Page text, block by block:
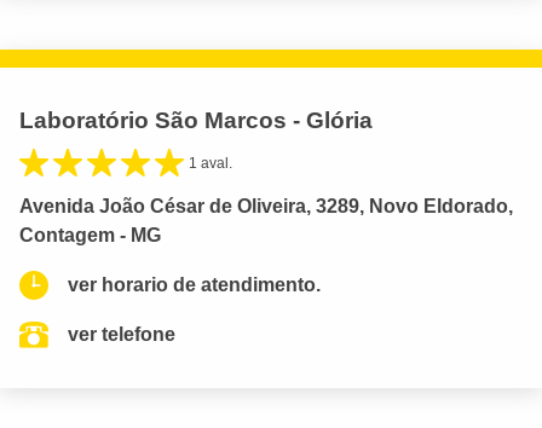
Laboratório São Marcos - Glória
1 aval.
Avenida João César de Oliveira, 3289, Novo Eldorado,
Contagem - MG
ver horario de atendimento.
ver telefone